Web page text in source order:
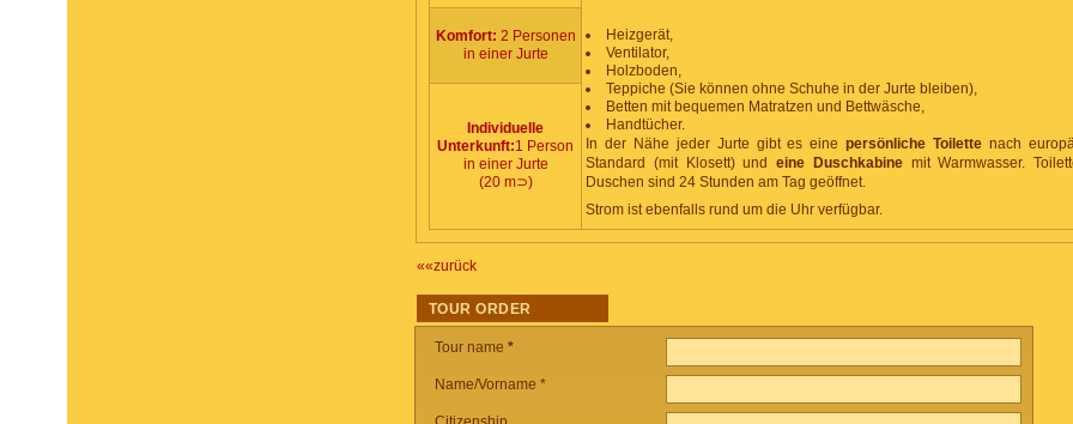
Heizgerät,
Ventilator,
Holzboden,
Teppiche (Sie können ohne Schuhe in der Jurte bleiben),
Betten mit bequemen Matratzen und Bettwäsche,
Handtücher.
In der Nähe jeder Jurte gibt es einepersönliche Toilette nach
Standard (mit Klosett) undeine Duschkabinemit Warmwasser.
Duschen sind 24 Stunden am Tag geöffnet.
Strom ist ebenfalls rund um die Uhr verfügbar.
Komfort: 2 Personen
in einer Jurte
Individuelle
Unterkunft:1 Person
in einer Jurte
(20 m⊃)
««zurück
TOUR ORDER
Tour name *
Name/Vorname *